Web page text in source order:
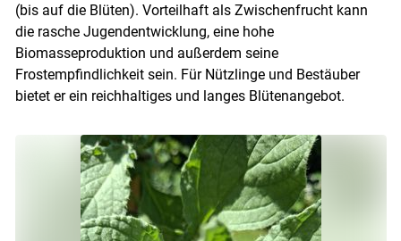
(bis auf die Blüten). Vorteilhaft als Zwischenfrucht kann
die rasche Jugendentwicklung, eine hohe
Biomasseproduktion und außerdem seine
Frostempfindlichkeit sein. Für Nützlinge und Bestäuber
bietet er ein reichhaltiges und langes Blütenangebot.